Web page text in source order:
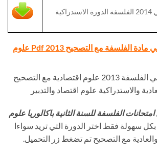
امتحانات وطنية في مادة الفلسفة مع التصحيح Pdf 2013 علوم
تحميل امتحان وطني الفلسفة 2013 علوم اقتصادية مع التصحيح
امتحانات الفلسفة للسنة الثانية باكالوريا علوم
بكل سهولة فقط اختر الدورة التي تريد سواءا
مع التصحيح تم تضغط زر التحميل.